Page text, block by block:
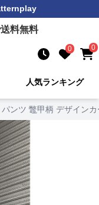
料無料
0 0
人気ランキング
パンツ 鼈甲柄 デザイン